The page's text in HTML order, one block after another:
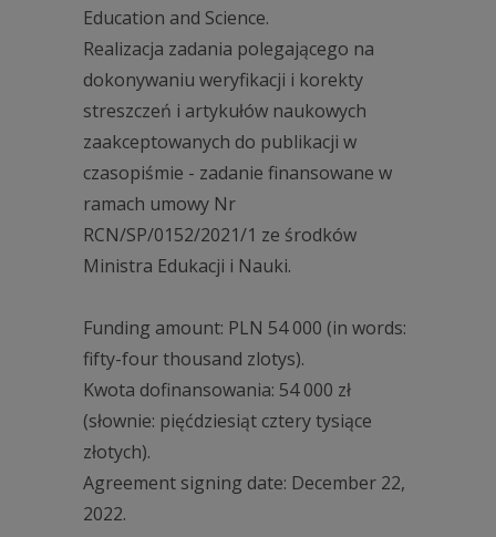
Education and Science.
Realizacja zadania polegającego na
dokonywaniu weryfikacji i korekty
streszczeń i artykułów naukowych
zaakceptowanych do publikacji w
czasopiśmie - zadanie finansowane w
ramach umowy Nr
RCN/SP/0152/2021/1 ze środków
Ministra Edukacji i Nauki.
Funding amount: PLN 54 000 (in words:
fifty-four thousand zlotys).
Kwota dofinansowania: 54 000 zł
(słownie: pięćdziesiąt cztery tysiące
złotych).
Agreement signing date: December 22,
2022.